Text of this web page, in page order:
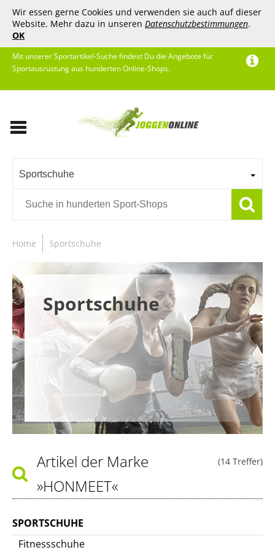
Wir essen gerne Cookies und verwenden sie auch auf dieser
Website. Mehr dazu in unseren Datenschutzbestimmungen.
OK
Mit unserer Sportartikel-Suche findest Du die Angebote für
Sportausrüstung aus hunderten Online-Shops.
Sportschuhe
Home Sportschuhe
Sportschuhe
(14 Treffer)
Artikel der Marke
»HONMEET«
SPORTSCHUHE
Fitnessschuhe